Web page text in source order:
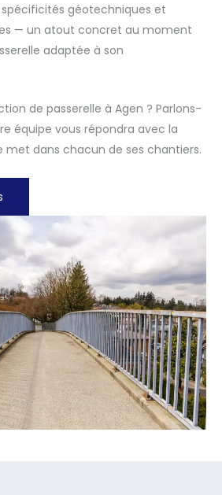
spécificités géotechniques et
— un atout concret au moment
adaptée à son
de passerelle à Agen ? Parlons-
équipe vous répondra avec la
met dans chacun de ses chantiers.